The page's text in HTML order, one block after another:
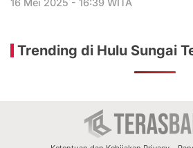
Trending di Hulu Sungai